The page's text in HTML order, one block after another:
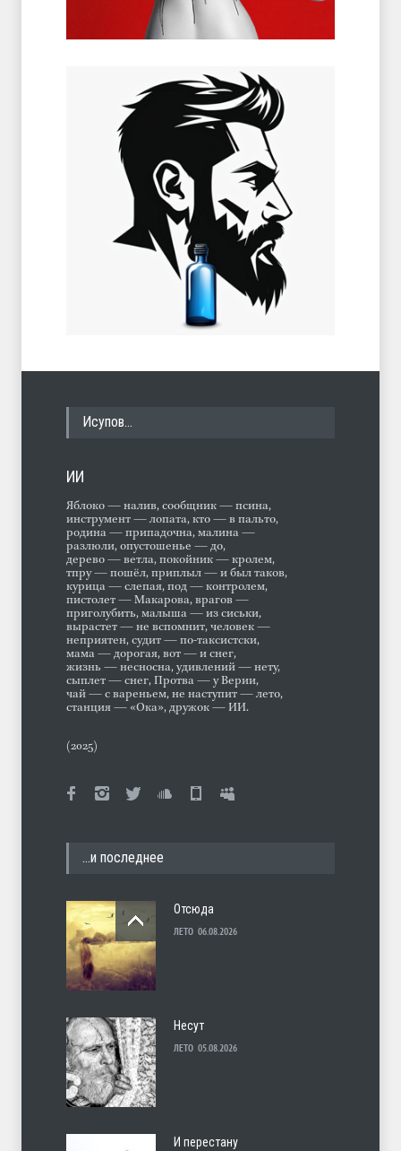
Исупов…
ИИ
Яблоко — налив, сообщник — псина,
инструмент — лопата, кто — в пальто,
родина — припадочна, малина —
разлюли, опустошенье — до,
дерево — ветла, покойник — кролем,
тпру — пошёл, приплыл — и был таков,
курица — слепая, под — контролем,
пистолет — Макарова, врагов —
приголубить, малыша — из сиськи,
вырастет — не вспомнит, человек —
неприятен, судит — по-таксистски,
мама — дорогая, вот — и снег,
жизнь — несносна, удивлений — нету,
сыплет — снег, Протва — у Верии,
чай — с вареньем, не наступит — лето,
станция — «Ока», дружок — ИИ.
(2025)
…и последнее
Отсюда
ЛЕТО 06.08.2026
Несут
ЛЕТО 05.08.2026
И перестану